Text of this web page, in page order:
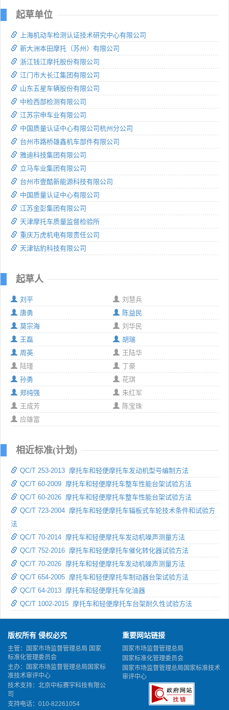
起草单位
上海机动车检测认证技术研究中心有限公司
新大洲本田摩托（苏州）有限公司
浙江钱江摩托股份有限公司
江门市大长江集团有限公司
山东五星车辆股份有限公司
中检西部检测有限公司
江苏宗申车业有限公司
中国质量认证中心有限公司杭州分公司
台州市路桥雄鑫机车部件有限公司
雅迪科技集团有限公司
立马车业集团有限公司
台州市壹酷新能源科技有限公司
中国质量认证中心有限公司
江苏金彭集团有限公司
天津摩托车质量监督检验所
重庆万虎机电有限责任公司
天津钻豹科技有限公司
起草人
刘平
刘慧兵
唐勇
陈益民
莫宗海
刘华民
王磊
胡瑞
周英
王陆华
陆瑾
丁豪
孙勇
花琪
郑纯强
朱红军
王成芳
陈宝珠
应雄富
相近标准(计划)
QC/T 253-2013 摩托车和轻便摩托车发动机型号编制方法
QC/T 60-2009 摩托车和轻便摩托车整车性能台架试验方法
QC/T 60-2026 摩托车和轻便摩托车整车性能台架试验方法
QC/T 723-2004 摩托车和轻便摩托车辐板式车轮技术条件和试验方
法
QC/T 70-2014 摩托车和轻便摩托车发动机噪声测量方法
QC/T 752-2016 摩托车和轻便摩托车催化转化器试验方法
QC/T 70-2026 摩托车和轻便摩托车发动机噪声测量方法
QC/T 654-2005 摩托车和轻便摩托车制动器台架试验方法
QC/T 64-2013 摩托车和轻便摩托车化油器
QC/T 1002-2015 摩托车和轻便摩托车台架耐久性试验方法
版权所有 侵权必究
主管：国家市场监督管理总局 国家
标准化管理委员会
主办：国家市场监督管理总局国家标
准技术审评中心
技术支持：北京中标赛宇科技有限公
司
支持电话：010-82261054
重要网站链接
国家市场监督管理总局
国家标准化管理委员会
国家市场监督管理总局国家标准技术
审评中心